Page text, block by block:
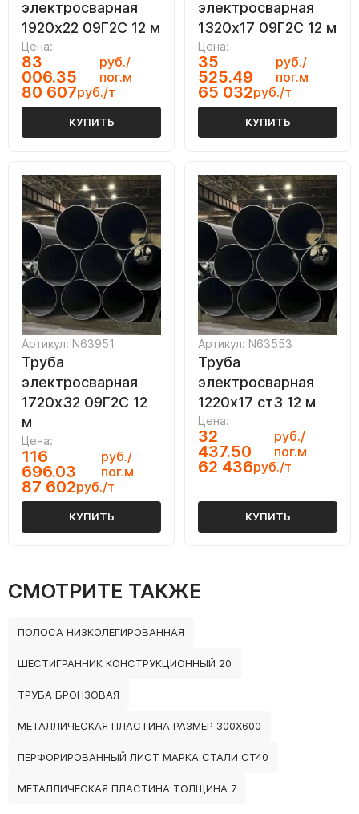
электросварная
1920х22 09Г2С 12 м
Цена:
83
006.35
руб./
пог.м
80 607руб./т
КУПИТЬ
электросварная
1320х17 09Г2С 12 м
Цена:
35
525.49
руб./
пог.м
65 032руб./т
КУПИТЬ
Артикул: N63951
Труба
электросварная
1720х32 09Г2С 12
м
Цена:
116
696.03
руб./
пог.м
87 602руб./т
КУПИТЬ
Артикул: N63553
Труба
электросварная
1220х17 ст3 12 м
Цена:
32
437.50
руб./
пог.м
62 436руб./т
КУПИТЬ
СМОТРИТЕ ТАКЖЕ
ПОЛОСА НИЗКОЛЕГИРОВАННАЯ
ШЕСТИГРАННИК КОНСТРУКЦИОННЫЙ 20
ТРУБА БРОНЗОВАЯ
МЕТАЛЛИЧЕСКАЯ ПЛАСТИНА РАЗМЕР 300Х600
ПЕРФОРИРОВАННЫЙ ЛИСТ МАРКА СТАЛИ СТ40
МЕТАЛЛИЧЕСКАЯ ПЛАСТИНА ТОЛЩИНА 7